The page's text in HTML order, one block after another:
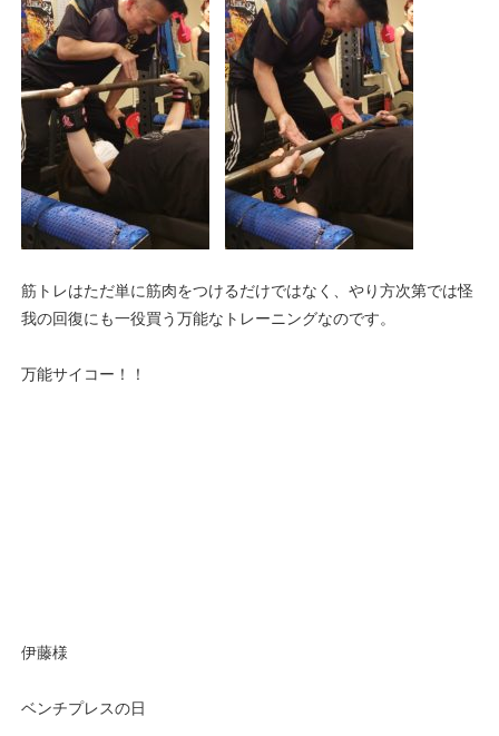
筋トレはただ単に筋肉をつけるだけではなく、やり方次第では怪
我の回復にも一役買う万能なトレーニングなのです。
万能サイコー！！
伊藤様
ベンチプレスの日